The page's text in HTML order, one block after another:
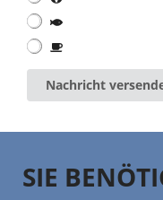
Nachricht
SIE